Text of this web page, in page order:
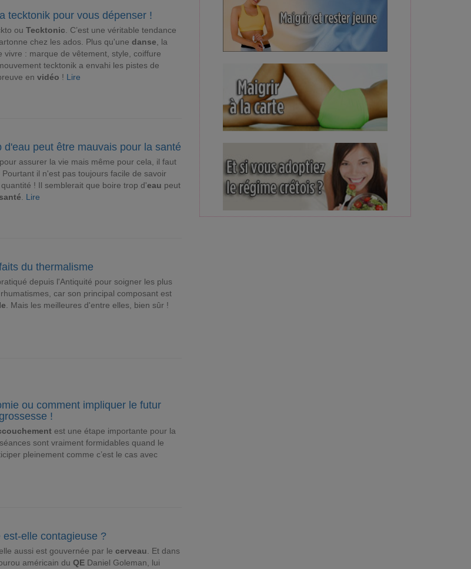
tecktonik pour vous dépenser !
ou Tecktonic . C’est une véritable tendance
chez les ados. Plus qu'une danse , la
vivre : marque de vêtement, style, coiffure
tecktonik a envahi les pistes de
en vidéo ! Lire
d'eau peut être mauvais pour la santé
assurer la vie mais même pour cela, il faut
il n'est pas toujours facile de savoir
! Il semblerait que boire trop d'eau peut
santé
Lire
du thermalisme
depuis l'Antiquité pour soigner les plus
car son principal composant est
. Mais les meilleures d'entre elles, bien sûr !
ou comment impliquer le futur
!
est une étape importante pour la
sont vraiment formidables quand le
pleinement comme c’est le cas avec
elle contagieuse ?
aussi est gouvernée par le cerveau . Et dans
américain du QE Daniel Goleman, lui